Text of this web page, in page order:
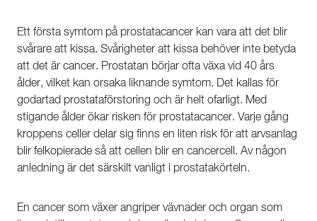
Ett första symtom på prostatacancer kan vara att det blir
svårare att kissa. Svårigheter att kissa behöver inte betyda
att det är cancer. Prostatan börjar ofta växa vid 40 års
ålder, vilket kan orsaka liknande symtom. Det kallas för
godartad prostataförstoring och är helt ofarligt. Med
stigande ålder ökar risken för prostatacancer. Varje gång
kroppens celler delar sig finns en liten risk för att arvsanlag
blir felkopierade så att cellen blir en cancercell. Av någon
anledning är det särskilt vanligt i prostatakörteln.
En cancer som växer angriper vävnader och organ som